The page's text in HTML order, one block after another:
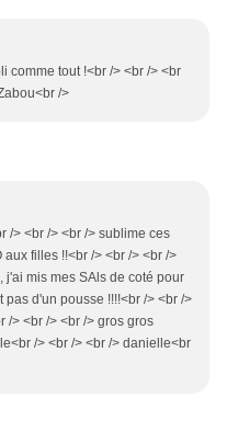
comme tout !<br /> <br /> <br
/>
/> <br /> <br /> sublime ces
aux filles !!<br /> <br /> <br />
mis mes SAls de coté pour
d'un pousse !!!!<br /> <br />
/> <br /> <br /> gros gros
/> <br /> <br /> danielle<br